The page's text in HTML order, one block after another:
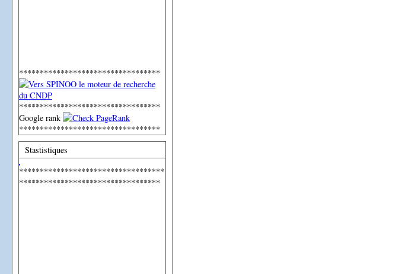
**********************************
**********************************
Google rank
**********************************
Stastistiques
***********************************
**********************************